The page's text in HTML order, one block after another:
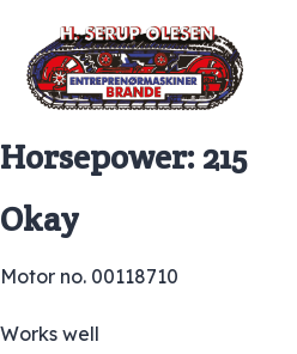
Horsepower: 215
Okay
Motor no. 00118710
Works well